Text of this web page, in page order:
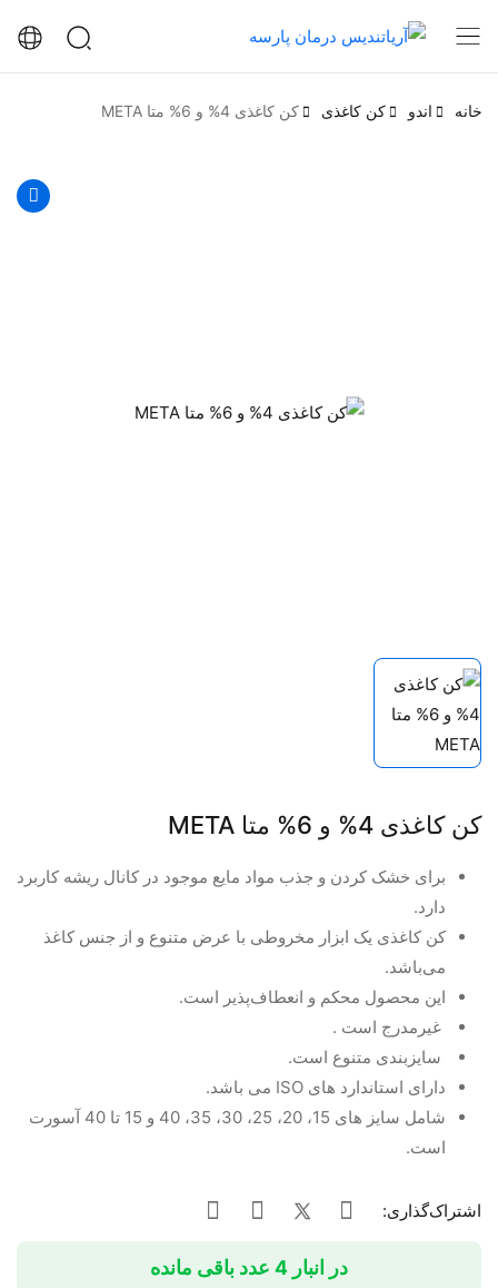
خانه اندو کن کاغذی کن کاغذی 4% و 6% متا META
کن کاغذی 4% و 6% متا META
برای خشک کردن و جذب مواد مایع موجود در کانال ریشه کاربرد
دارد.
کن کاغذی یک ابزار مخروطی با عرض متنوع و از جنس کاغذ
می‌باشد.
این محصول محکم و انعطاف‌پذیر است.
غیرمدرج است .
سایزبندی متنوع است.
دارای استاندارد های ISO می باشد.
شامل سایز های 15، 20، 25، 30، 35، 40 و 15 تا 40 آسورت
است.
اشتراک‌گذاری:
در انبار 4 عدد باقی مانده